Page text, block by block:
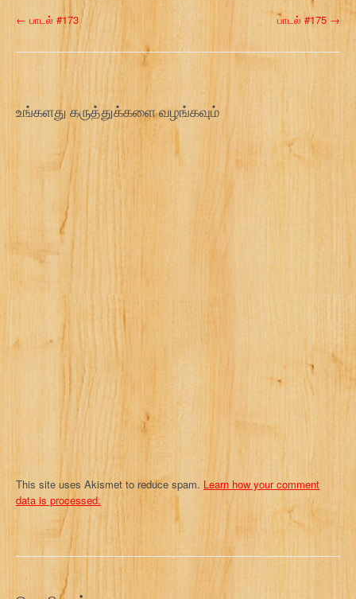
P
o
t
g
i
← பாடல் #173 பாடல் #175 →
உங்களது கருத்துக்களை வழங்கவும்
This site uses Akismet to reduce spam. Learn how your comment
data is processed.